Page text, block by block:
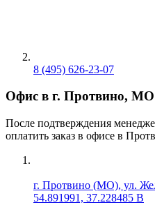
8 (495) 626-23-07
Офис в г. Протвино, МО
После подтверждения
оплатить заказ в офисе в
г. Протвино (МО), ул.
54.891991, 37.228485 В